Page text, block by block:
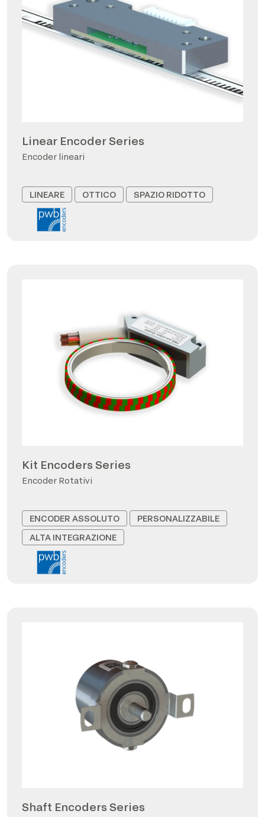
Linear Encoder Series
Encoder lineari
LINEARE OTTICO SPAZIO RIDOTTO
Kit Encoders Series
Encoder Rotativi
ENCODER ASSOLUTO
PERSONALIZZABILE
ALTA INTEGRAZIONE
Shaft Encoders Series